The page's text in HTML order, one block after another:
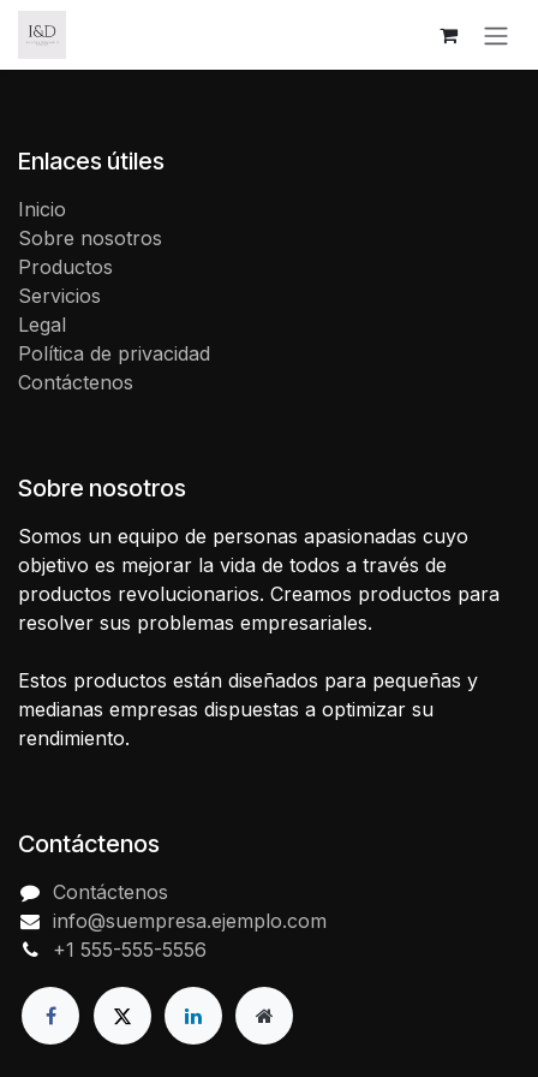
Enlaces útiles
Inicio
Sobre nosotros
Productos
Servicios
Legal
Política de privacidad
Contáctenos
Sobre nosotros
Somos un equipo de personas apasionadas cuyo
objetivo es mejorar la vida de todos a través de
productos revolucionarios. Creamos productos para
resolver sus problemas empresariales.
Estos productos están diseñados para pequeñas y
medianas empresas dispuestas a optimizar su
rendimiento.
Contáctenos
Contáctenos
info@suempresa.ejemplo.com
+1 555-555-5556